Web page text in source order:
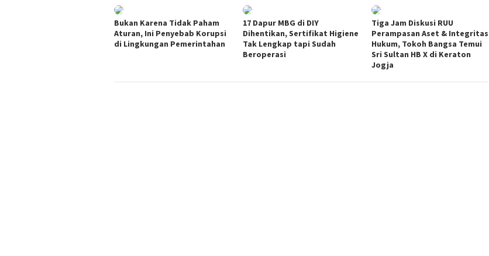
Bukan Karena Tidak Paham
Aturan, Ini Penyebab Korupsi
di Lingkungan Pemerintahan
17 Dapur MBG di DIY
Dihentikan, Sertifikat Higiene
Tak Lengkap tapi Sudah
Beroperasi
Tiga Jam Diskusi RUU
Perampasan Aset & Integritas
Hukum, Tokoh Bangsa Temui
Sri Sultan HB X di Keraton
Jogja